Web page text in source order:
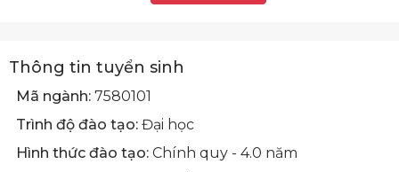
Thông tin tuyển sinh
Mã ngành: 7580101
Trình độ đào tạo: Đại học
Hình thức đào tạo: Chính quy - 4.0 năm